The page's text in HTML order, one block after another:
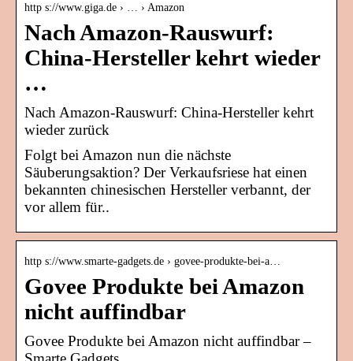
http s://www.giga.de › … › Amazon
Nach Amazon-Rauswurf:
China-Hersteller kehrt wieder
…
Nach Amazon-Rauswurf: China-Hersteller kehrt
wieder zurück
Folgt bei Amazon nun die nächste
Säuberungsaktion? Der Verkaufsriese hat einen
bekannten chinesischen Hersteller verbannt, der
vor allem für..
http s://www.smarte-gadgets.de › govee-produkte-bei-a…
Govee Produkte bei Amazon
nicht auffindbar
Govee Produkte bei Amazon nicht auffindbar –